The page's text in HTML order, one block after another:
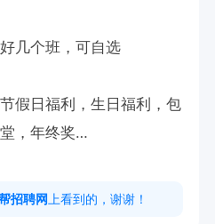
几个班，可自选
假日福利，生日福利，包
，年终奖
后直接拨打电话联系吧！
招聘网 上看到的，谢谢！